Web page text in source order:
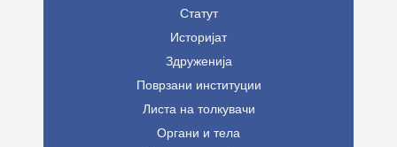
Статут
Историјат
Здруженија
Поврзани институции
Листа на толкувачи
Органи и тела